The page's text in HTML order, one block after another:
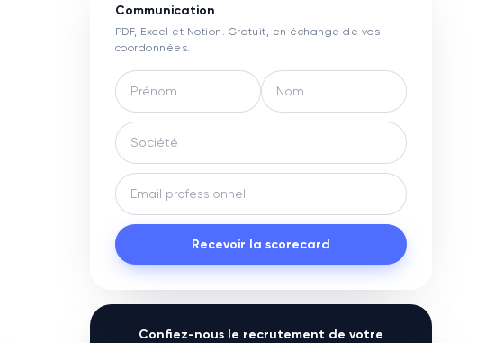
Communication
PDF, Excel et Notion. Gratuit, en échange de vos
coordonnées.
Recevoir la scorecard
Confiez-nous le recrutement de votre